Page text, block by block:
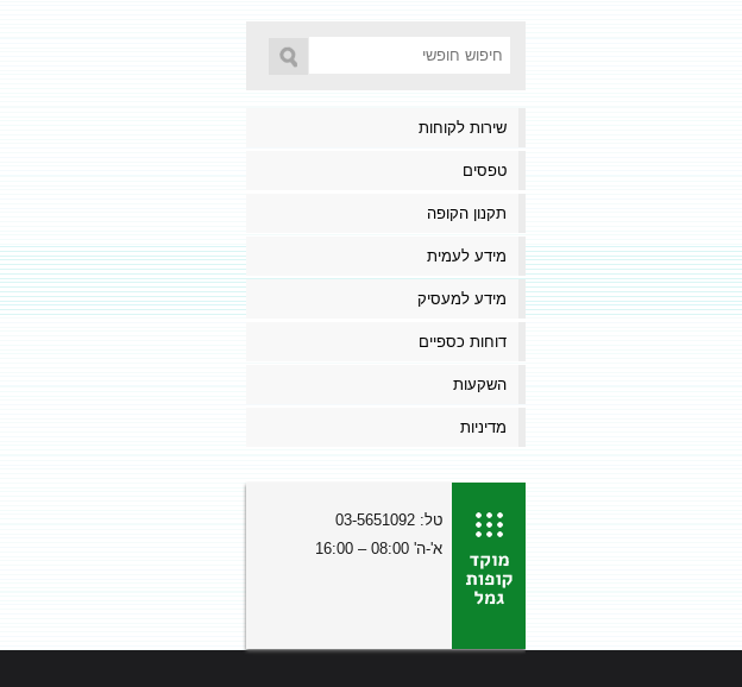
שירות לקוחות
טפסים
תקנון הקופה
מידע לעמית
מידע למעסיק
דוחות כספיים
השקעות
מדיניות
טל: 03-5651092
א'-ה' 08:00 – 16:00